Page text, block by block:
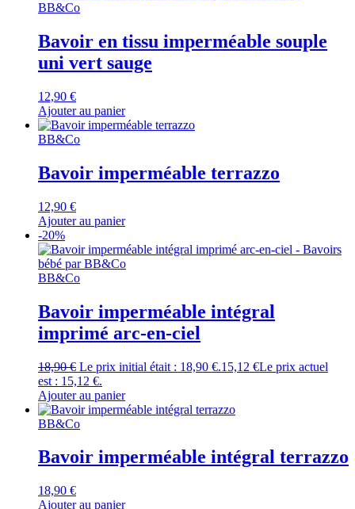
BB&Co
Bavoir en tissu imperméable souple
uni vert sauge
12,90 €
Ajouter au panier
BB&Co
Bavoir imperméable terrazzo
12,90 €
Ajouter au panier
-20%
BB&Co
Bavoir imperméable intégral
imprimé arc-en-ciel
18,90€ Le prix initial était : 18,90 €.15,12 €Le prix actuel
est : 15,12 €.
Ajouter au panier
BB&Co
Bavoir imperméable intégral terrazzo
18,90 €
Ajouter au panier